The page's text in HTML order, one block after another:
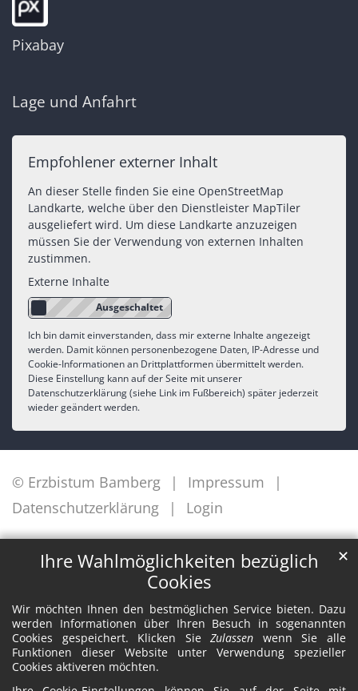
Ihre Wahlmöglichkeiten bezüglich
Cookies
Wir möchten Ihnen den bestmöglichen Service bieten. Dazu
werden Informationen über Ihren Besuch in sogenannten
Cookies gespeichert. Klicken SieZulassen wenn Sie alle
Funktionen dieser Website unter Verwendung spezieller
Cookies aktiveren möchten.
✕
Pixabay
Lage und Anfahrt
Empfohlener externer Inhalt
An dieser Stelle finden Sie eine OpenStreetMap
Landkarte, welche über den Dienstleister MapTiler
ausgeliefert wird. Um diese Landkarte anzuzeigen
müssen Sie der Verwendung von externen Inhalten
zustimmen.
Externe Inhalte
Ich bin damit einverstanden, dass mir externe Inhalte angezeigt
werden. Damit können personenbezogene Daten, IP-Adresse und
Cookie-Informationen an Drittplattformen übermittelt werden.
Diese Einstellung kann auf der Seite mit unserer
Datenschutzerklärung (siehe Link im Fußbereich) später jederzeit
wieder geändert werden.
© Erzbistum Bamberg
Impressum
Datenschutzerklärung
Login